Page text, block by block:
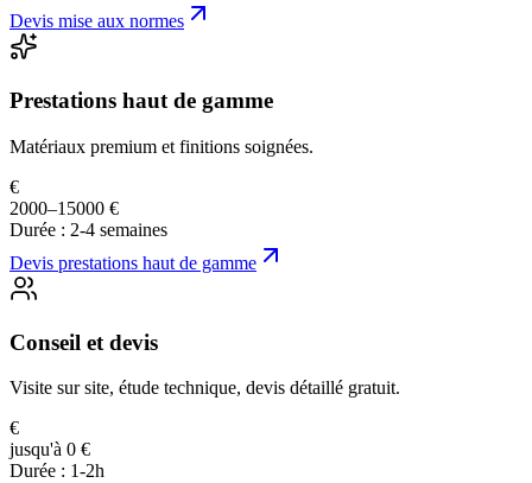
Devis mise aux normes
Prestations haut de gamme
Matériaux premium et finitions soignées.
€
2000–15000 €
Durée : 2-4 semaines
Devis prestations haut de gamme
Conseil et devis
Visite sur site, étude technique, devis détaillé gratuit.
€
jusqu'à 0 €
Durée : 1-2h